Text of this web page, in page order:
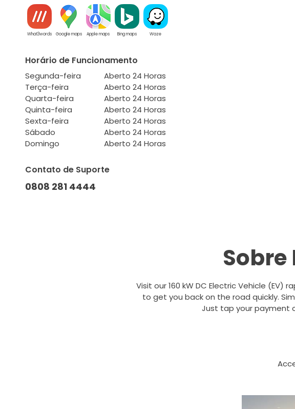
What3words Google maps Apple maps Bing maps Waze
Horário de Funcionamento
Segunda-feira
Aberto 24 Horas
Terça-feira
Aberto 24 Horas
Quarta-feira
Aberto 24 Horas
Quinta-feira
Aberto 24 Horas
Sexta-feira
Aberto 24 Horas
Sábado
Aberto 24 Horas
Domingo
Aberto 24 Horas
Contato de Suporte
0808 281 4444
Sobre
Visit our 160 kW DC Electric Vehicle (EV)
to get you back on the road quickly.
Just tap your payment